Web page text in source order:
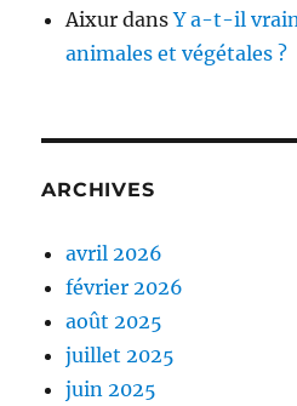
Aixur dansY a-t-il
animales et végétales ?
ARCHIVES
avril 2026
février 2026
août 2025
juillet 2025
juin 2025